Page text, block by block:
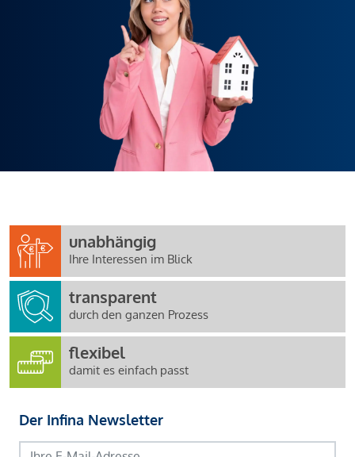
unabhängig
Ihre Interessen im Blick
transparent
durch den ganzen Prozess
flexibel
damit es einfach passt
Der Infina Newsletter